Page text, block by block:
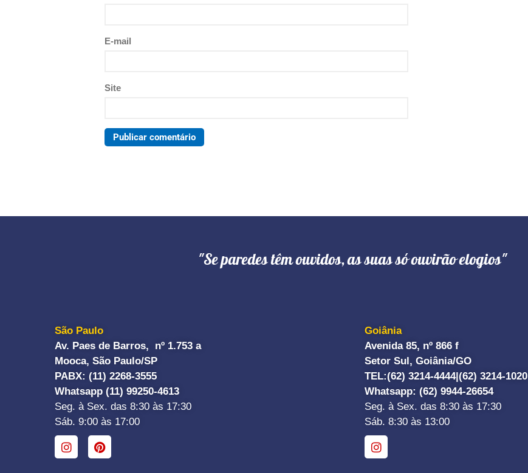
E-mail
Site
"Se paredes têm ouvidos, as suas só ouvirão elogios"
São Paulo
Av. Paes de Barros, nº 1.753 a
Mooca, São Paulo/SP
PABX: (11) 2268-3555
Whatsapp (11) 99250-4613
Seg. à Sex. das 8:30 às 17:30
Sáb. 9:00 às 17:00
Goiânia
Avenida 85, nº 866 f
Setor Sul, Goiânia/GO
TEL:(62) 3214-4444| (62) 3214-1020
Whatsapp: (62) 9944-26654
Seg. à Sex. das 8:30 às 17:30
Sáb. 8:30 às 13:00